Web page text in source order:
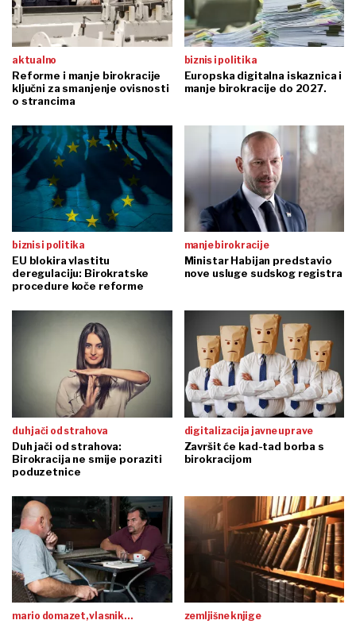
aktualno
Reforme i manje birokracije
ključni za smanjenje ovisnosti
o strancima
biznis i politika
Europska digitalna iskaznica i
manje birokracije do 2027.
biznis i politika
EU blokira vlastitu
deregulaciju: Birokratske
procedure koče reforme
manje birokracije
Ministar Habijan predstavio
nove usluge sudskog registra
duh jači od strahova
Duh jači od strahova:
Birokracija ne smije poraziti
poduzetnice
digitalizacija javne uprave
Završit će kad-tad borba s
birokracijom
mario domazet, vlasnik
zemljišne knjige